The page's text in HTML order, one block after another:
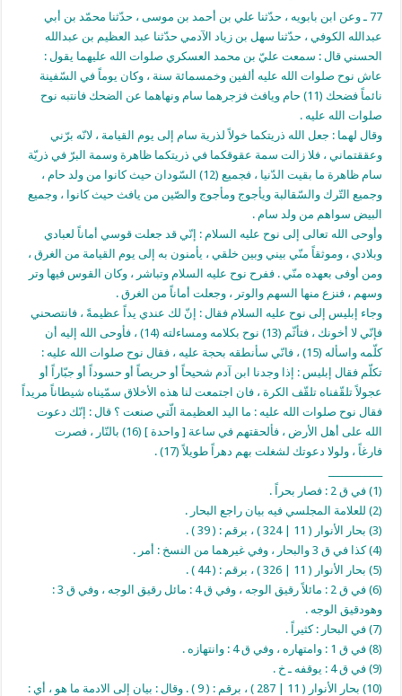
77 ـ وعن ابن بابويه ، حدّثنا علي بن أحمد بن موسى ، حدّثنا محمّد بن أبي
عبدالله الكوفي ، حدّثنا سهل بن زياد الآدمي حدّثنا عبد العظيم بن عبدالله
الحسني قال : سمعت عليّ بن محمد العسكري صلوات الله عليهما يقول :
عاش نوح صلوات الله عليه ألفين وخمسمائة سنة ، وكان يوماً في السّفينة
نائماً فضحك (11) حام ويافث فزجرهما سام ونهاهما عن الضحك فانتبه نوح
صلوات الله عليه .
وقال لهما : جعل الله ذريتكما خولاً لذرية سام إلى يوم القيامة ، لانّه برّني
وعققتماني ، فلا زالت سمة عقوقكما في ذريتكما ظاهرة وسمة البرّ في ذريّة
سام ظاهرة ما بقيت الدّنيا ، فجميع (12) السّودان حيث كانوا من ولد حام ،
وجميع التّرك والسّقالبة ويأجوج ومأجوج والصّين من يافث حيث كانوا ، وجميع
البيض سواهم من ولد سام .
وأوحى الله تعالى إلى نوح عليه السلام : إنّي قد جعلت قوسي أماناً لعبادي
وبلادي ، وموثقاً منّي بيني وبين خلقي ، يأمنون به إلى يوم القيامة من الغرق ،
ومن أوفى بعهده منّي . ففرح نوح عليه السلام وتباشر ، وكان القوس فيها وتر
وسهم ، فنزع منها السهم والوتر ، وجعلت أماناً من الغرق .
وجاء إبليس إلى نوح عليه السلام فقال : إنّ لك عندي يداً عظيمةً ، فانتصحني
فإنّي لا أخونك ، فتأثّم (13) نوح بكلامه ومساءلته (14) ، فأوحى الله إليه أن
كلّمه واسأله (15) ، فانّي سأنطقه بحجة عليه ، فقال نوح صلوات الله عليه :
تكلّم فقال إبليس : إذا وجدنا ابن آدم شحيحاً أو حريصاً أو حسوداً أو جبّاراً أو
عجولاً تلقّفناه تلقّف الكرة ، فان اجتمعت لنا هذه الأخلاق سمّيناه شيطاناً مريداً
فقال نوح صلوات الله عليه : ما اليد العظيمة الّتي صنعت ؟ قال : إنّك دعوت
الله على أهل الأرض ، فألحقتهم في ساعة [ واحدة ] (16) بالنّار ، فصرت
فارغاً ، ولولا دعوتك لشغلت بهم دهراً طويلاً (17) .
(1) في ق 2 : فصار بحراً .
(2) للعلامة المجلسي فيه بيان راجع البحار .
(3) بحار الأنوار ( 11 | 324 ) ، برقم : ( 39 ) .
(4) كذا في ق 3 والبحار ، وفي غيرهما من النسخ : أمر .
(5) بحار الأنوار ( 11 | 326 ) ، برقم : ( 44 ) .
(6) في ق 2 : مائلاً رقيق الوجه ، وفي ق 4 : مائل رقيق الوجه ، وفي ق 3 :
وهودقيق الوجه .
(7) في البحار : كثيراً .
(8) في ق 1 : وامتهاره ، وفي ق 4 : وانتهازه .
(9) في ق 4 : يوقفه ـ خ .
(10) بحار الأنوار ( 11 | 287 ) ، برقم : ( 9 ) . وقال : بيان إلى الادمة ما هو ، أي :